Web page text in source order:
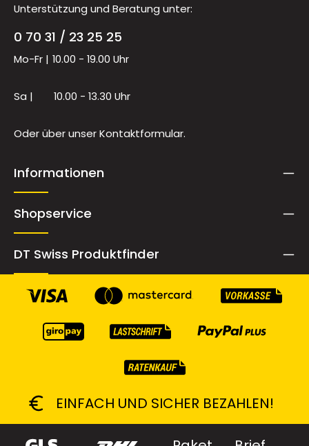
Unterstützung und Beratung unter:
0 70 31 / 23 25 25
Mo-Fr | 10.00 - 19.00 Uhr
Sa | 10.00 - 13.30 Uhr
Oder über unserKontaktformular.
Informationen
Shopservice
DT Swiss Produktfinder
EINFACH UND SICHER BEZAHLEN!